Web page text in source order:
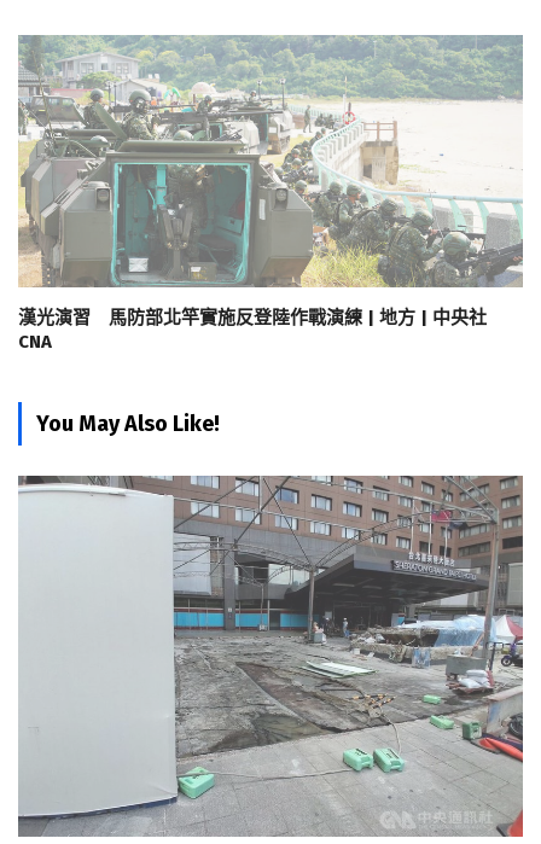
漢光演習 馬防部北竿實施反登陸作戰演練 | 地方 | 中央社
CNA
You May Also Like!